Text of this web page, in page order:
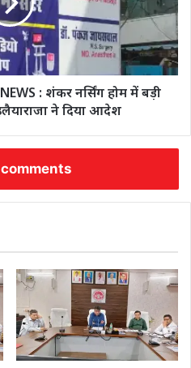
: शंकर नर्सिंग होम में बड़ी
ने दिया आदेश